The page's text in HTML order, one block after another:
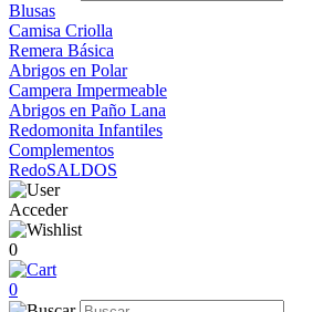
Blusas
Camisa Criolla
Remera Básica
Abrigos en Polar
Campera Impermeable
Abrigos en Paño Lana
Redomonita Infantiles
Complementos
RedoSALDOS
Acceder
0
0